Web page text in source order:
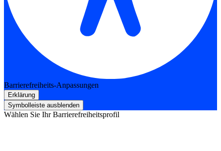
Barrierefreiheits-Anpassungen
Erklärung
Symbolleiste ausblenden
Wählen Sie Ihr Barrierefreiheitsprofil